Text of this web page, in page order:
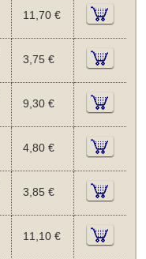
11,70 €
3,75 €
9,30 €
4,80 €
3,85 €
11,10 €